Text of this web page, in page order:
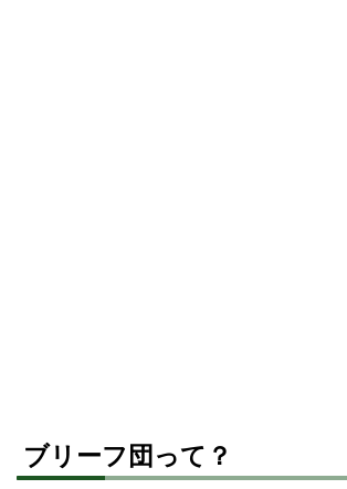
ブリーフ団って？